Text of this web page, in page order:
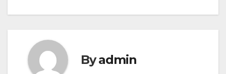
Byadmin